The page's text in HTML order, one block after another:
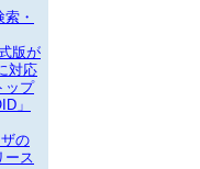
・
版が
対応
ップ
」
の
ース